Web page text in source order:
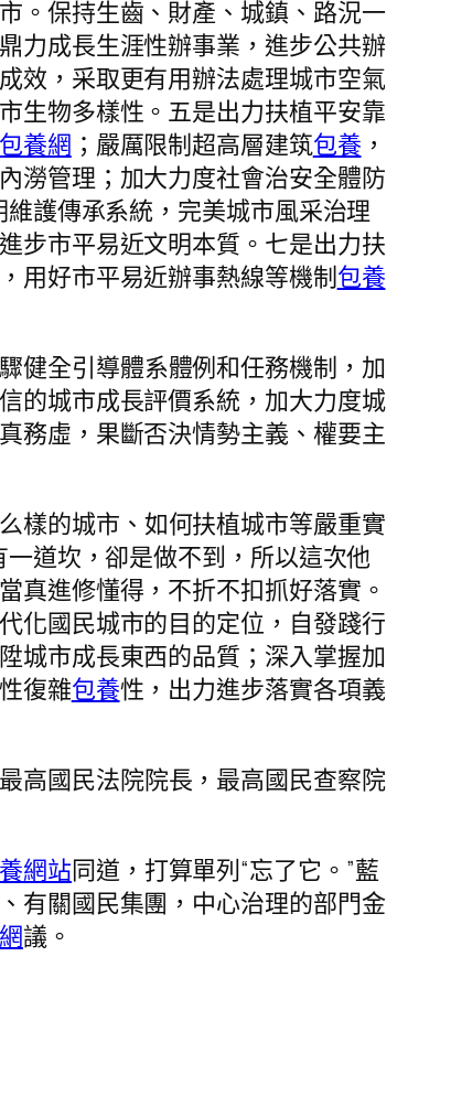
。保持生齒、財產、城鎮、路況一
力成長生涯性辦事業，進步公共辦
效，采取更有用辦法處理城市空氣
生物多樣性。五是出力扶植平安靠
包養網 ；嚴厲限制超高層建筑包養 ，
澇管理；加大力度社會治安全體防
護傳承系統，完美城市風采治理
步市平易近文明本質。七是出力扶
用好市平易近辦事熱線等機制包養
健全引導體系體例和任務機制，加
的城市成長評價系統，加大力度城
務虛，果斷否決情勢主義、權要主
樣的城市、如何扶植城市等嚴重實
道坎，卻是做不到，所以這次他
真進修懂得，不折不扣抓好落實。
化國民城市的目的定位，自發踐行
城市成長東西的品質；深入掌握加
復雜包養性，出力進步落實各項義
高國民法院院長，最高國民查察院
網站同道，打算單列“忘了它。”藍
有關國民集團，中心治理的部門金
議。